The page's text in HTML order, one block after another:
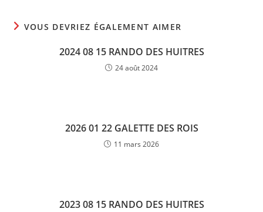
VOUS DEVRIEZ ÉGALEMENT AIMER
2024 08 15 RANDO DES HUITRES
24 août 2024
2026 01 22 GALETTE DES ROIS
11 mars 2026
2023 08 15 RANDO DES HUITRES